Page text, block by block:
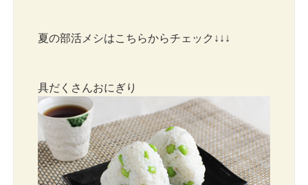
夏の部活メシはこちらからチェック↓↓↓
具だくさんおにぎり